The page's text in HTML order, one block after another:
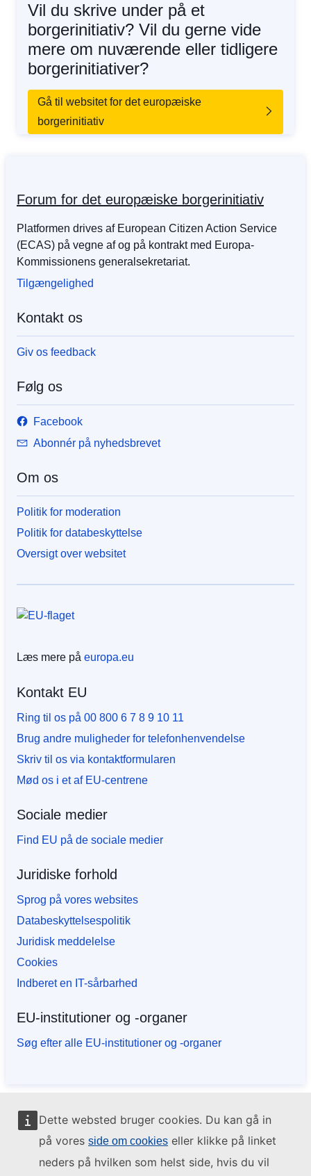
Dette websted bruger cookies. Du kan gå in
på vores side om cookies eller klikke på linket
neders på hvilken som helst side, hvis du vil
Vil du skrive under på et
borgerinitiativ? Vil du gerne vide
mere om nuværende eller tidligere
borgerinitiativer?
Gå til websitet for det europæiske
borgerinitiativ
Forum for det europæiske borgerinitiativ
Platformen drives af European Citizen Action Service
(ECAS) på vegne af og på kontrakt med Europa-
Kommissionens generalsekretariat.
Tilgængelighed
Kontakt os
Giv os feedback
Følg os
Facebook
Abonnér på nyhedsbrevet
Om os
Politik for moderation
Politik for databeskyttelse
Oversigt over websitet
Læs mere på europa.eu
Kontakt EU
Ring til os på 00 800 6 7 8 9 10 11
Brug andre muligheder for telefonhenvendelse
Skriv til os via kontaktformularen
Mød os i et af EU-centrene
Sociale medier
Find EU på de sociale medier
Juridiske forhold
Sprog på vores websites
Databeskyttelsespolitik
Juridisk meddelelse
Cookies
Indberet en IT-sårbarhed
EU-institutioner og -organer
Søg efter alle EU-institutioner og -organer